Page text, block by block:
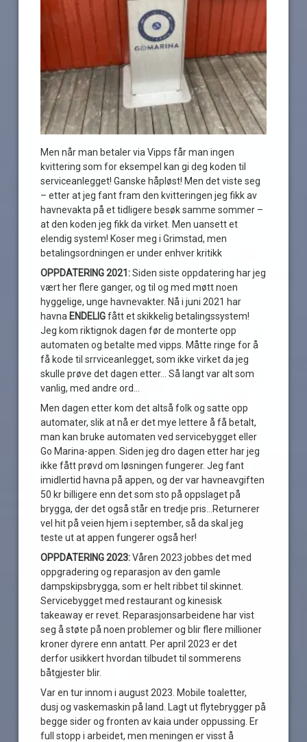
Men når man betaler via Vipps får man ingen
kvittering som for eksempel kan gi deg koden til
serviceanlegget! Ganske håpløst! Men det viste seg
– etter at jeg fant fram den kvitteringen jeg fikk av
havnevakta på et tidligere besøk samme sommer –
at den koden jeg fikk da virket. Men uansett et
elendig system! Koser meg i Grimstad, men
betalingsordningen er under enhver kritikk
OPPDATERING 2021:Siden siste oppdatering har jeg
vært her flere ganger, og til og med møtt noen
hyggelige, unge havnevakter. Nå i juni 2021 har
havna ENDELIGfått et skikkelig betalingssystem!
Jeg kom riktignok dagen før de monterte opp
automaten og betalte med vipps. Måtte ringe for å
få kode til srrviceanlegget, som ikke virket da jeg
skulle prøve det dagen etter… Så langt var alt som
vanlig, med andre ord…
Men dagen etter kom det altså folk og satte opp
automater, slik at nå er det mye lettere å få betalt,
man kan bruke automaten ved servicebygget eller
Go Marina-appen. Siden jeg dro dagen etter har jeg
ikke fått prøvd om løsningen fungerer. Jeg fant
imidlertid havna på appen, og der var havneavgiften
50 kr billigere enn det som sto på oppslaget på
brygga, der det også står en tredje pris…Returnerer
vel hit på veien hjem i september, så da skal jeg
teste ut at appen fungerer også her!
OPPDATERING 2023:Våren 2023 jobbes det med
oppgradering og reparasjon av den gamle
dampskipsbrygga, som er helt ribbet til skinnet.
Servicebygget med restaurant og kinesisk
takeaway er revet. Reparasjonsarbeidene har vist
seg å støte på noen problemer og blir flere millioner
kroner dyrere enn antatt. Per april 2023 er det
derfor usikkert hvordan tilbudet til sommerens
båtgjester blir.
Var en tur innom i august 2023. Mobile toaletter,
dusj og vaskemaskin på land. Lagt ut flytebrygger på
begge sider og fronten av kaia under oppussing. Er
full stopp i arbeidet, men meningen er visst å